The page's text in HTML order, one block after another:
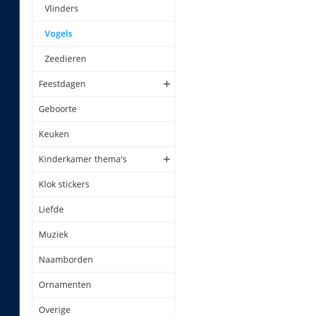
Vlinders
Vogels
Zeedieren
Feestdagen
Geboorte
Keuken
Kinderkamer thema's
Klok stickers
Liefde
Muziek
Naamborden
Ornamenten
Overige